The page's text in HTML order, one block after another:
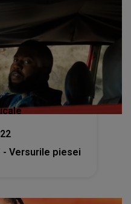
- Versurile piesei